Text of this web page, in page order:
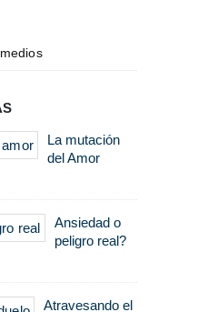
La mutación
del Amor
Ansiedad o
peligro real?
Atravesando el